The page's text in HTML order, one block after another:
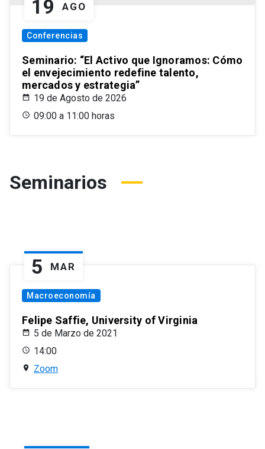
19 AGO
Conferencias
Seminario: “El Activo que Ignoramos: Cómo
el envejecimiento redefine talento,
mercados y estrategia”
19 de Agosto de 2026
09:00 a 11:00 horas
Seminarios
5 MAR
Macroeconomía
Felipe Saffie, University of Virginia
5 de Marzo de 2021
14:00
Zoom